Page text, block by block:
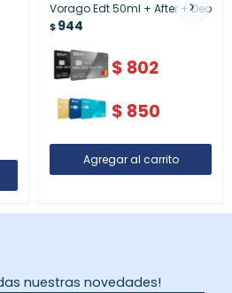
Vorago Edt 50ml + After + Deo
$944
$ 802
$ 850
nuestras novedades!